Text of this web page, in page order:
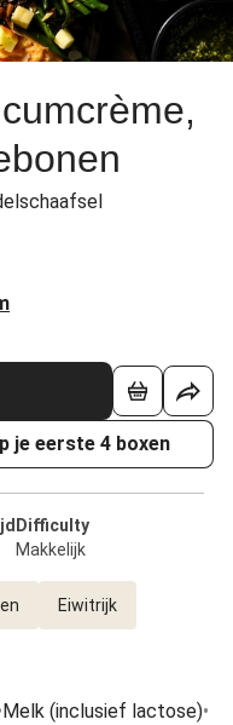
je eerste 4 boxen
Difficulty
Makkelijk
Eiwitrijk
Melk (inclusief lactose)•